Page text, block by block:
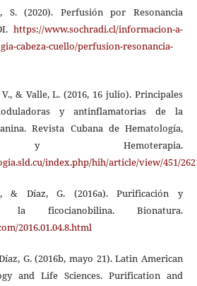
S. (2020). Perfusión por Resonancia
https://www.sochradi.cl/informacion-a-
cabeza-cuello/perfusion-resonancia-
& Valle, L. (2016, 16 julio). Principales
y antinflamatorias de la
Revista Cubana de Hematología,
y Hemoterapia.
index.php/hih/article/view/451/262
& Díaz, G. (2016a). Purificación y
la ficocianobilina. Bionatura.
2016.01.04.8.html
G. (2016b, mayo 21). Latin American
and Life Sciences. Purification and